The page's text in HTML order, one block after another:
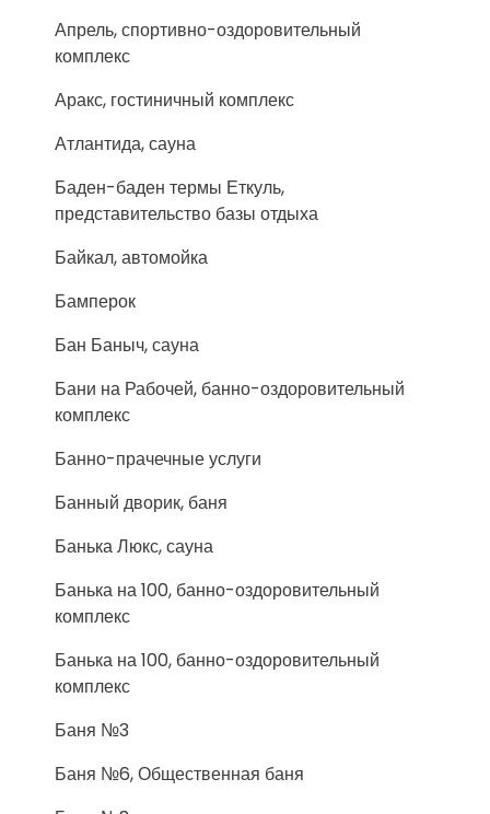
Апрель, спортивно-оздоровительный
комплекс
Аракс, гостиничный комплекс
Атлантида, сауна
Баден-баден термы Еткуль,
представительство базы отдыха
Байкал, автомойка
Бамперок
Бан Баныч, сауна
Бани на Рабочей, банно-оздоровительный
комплекс
Банно-прачечные услуги
Банный дворик, баня
Банька Люкс, сауна
Банька на 100, банно-оздоровительный
комплекс
Банька на 100, банно-оздоровительный
комплекс
Баня №3
Баня №6, Общественная баня